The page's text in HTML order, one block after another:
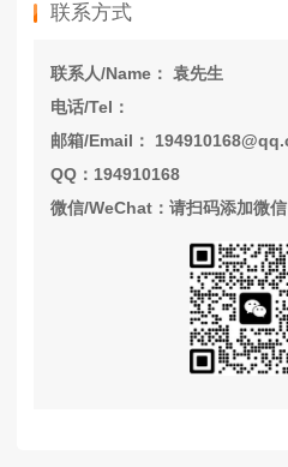
联系方式
联系人/Name： 袁先生
电话/Tel：
邮箱/Email：
QQ：194910168
微信/WeChat：请扫码添加微信